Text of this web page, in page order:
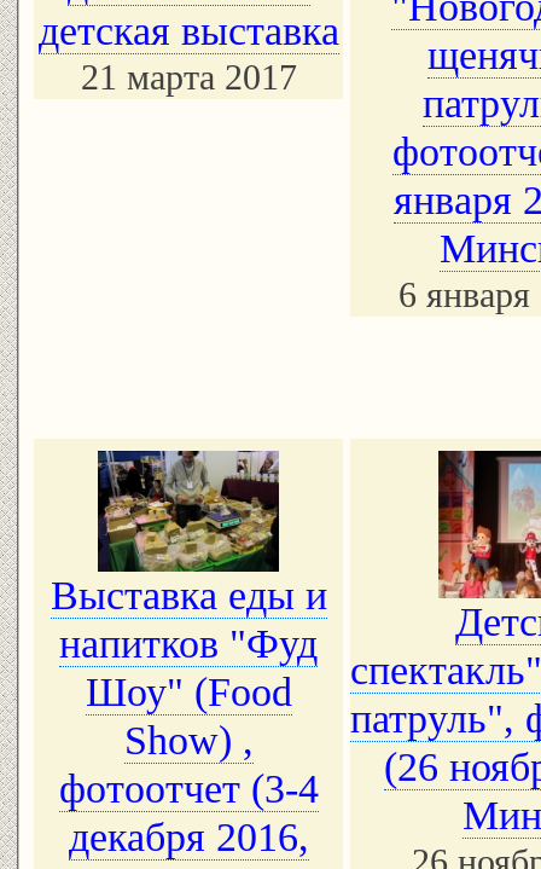
детская выставка
21 марта 2017
января
6 января
Выставка еды и
напитков "Фуд
Шоу" (Food
Show) ,
фотоотчет (3-4
декабря 2016,
патруль",
(26
26